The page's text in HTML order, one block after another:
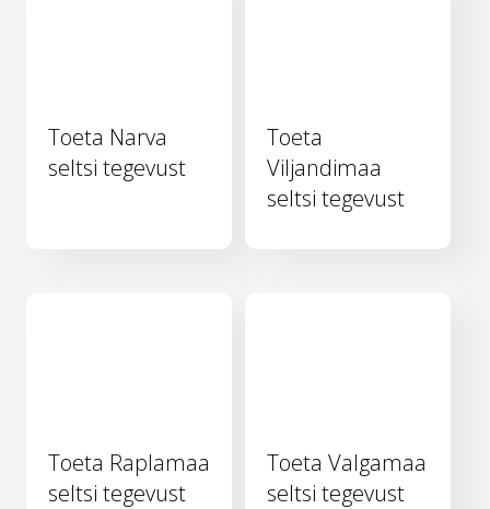
Toeta Narva
seltsi tegevust
Toeta
Viljandimaa
seltsi tegevust
Toeta Raplamaa
seltsi tegevust
Toeta Valgamaa
seltsi tegevust